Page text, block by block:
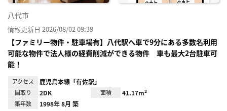
八代市
情報更新日 2026/08/02 09:39
【ファミリー物件・駐車場有】八代駅へ車で9分にある多数名利用
可能な物件で法人様の経費削減ができる物件 車も最大2台駐車可
能！
アクセス 鹿児島本線「有佐駅」
間取り 2DK 面積 41.17m²
築年数 1998年 8月 築